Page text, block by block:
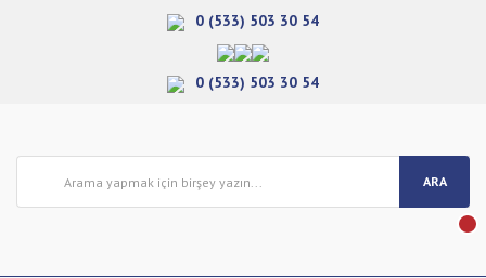
0 (533) 503 30 54
0 (533) 503 30 54
ARA